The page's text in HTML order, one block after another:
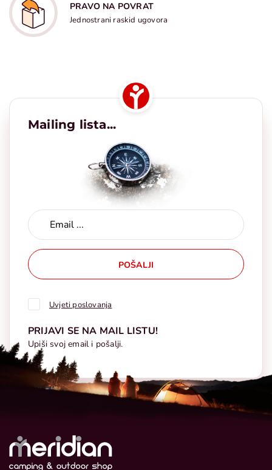
PRAVO NA POVRAT
Jednostrani raskid ugovora
Mailing lista...
POŠALJI
Uvjeti poslovanja
PRIJAVI SE NA MAIL LISTU!
Upiši svoj email i pošalji.